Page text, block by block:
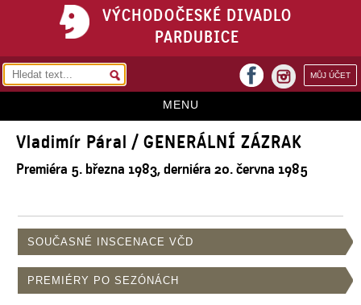
VÝCHODOČESKÉ DIVADLO
PARDUBICE
MŮJ ÚČET
facebook
MENU
HOME
PROGRAM
VSTUPENKY
PŘEDPLATNÉ
KONTAKTY
Vladimír Páral / GENERÁLNÍ ZÁZRAK
Premiéra 5. března 1983, derniéra 20. června 1985
SOUČASNÉ INSCENACE VČD
PREMIÉRY PO SEZÓNÁCH